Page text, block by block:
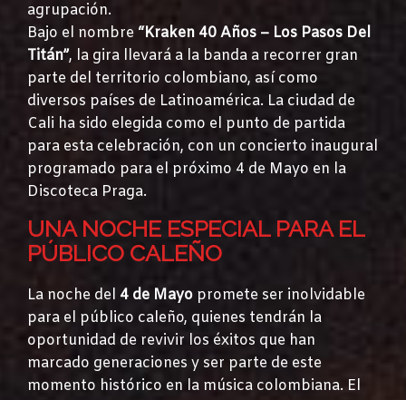
agrupación.
Bajo el nombre “Kraken 40 Años – Los Pasos Del
Titán”, la gira llevará a la banda a recorrer gran
parte del territorio colombiano, así como
diversos países de Latinoamérica. La ciudad de
Cali ha sido elegida como el punto de partida
para esta celebración, con un concierto inaugural
programado para el próximo 4 de Mayo en la
Discoteca Praga.
UNA NOCHE ESPECIAL PARA EL
PÚBLICO CALEÑO
La noche del 4 de Mayo promete ser inolvidable
para el público caleño, quienes tendrán la
oportunidad de revivir los éxitos que han
marcado generaciones y ser parte de este
momento histórico en la música colombiana. El